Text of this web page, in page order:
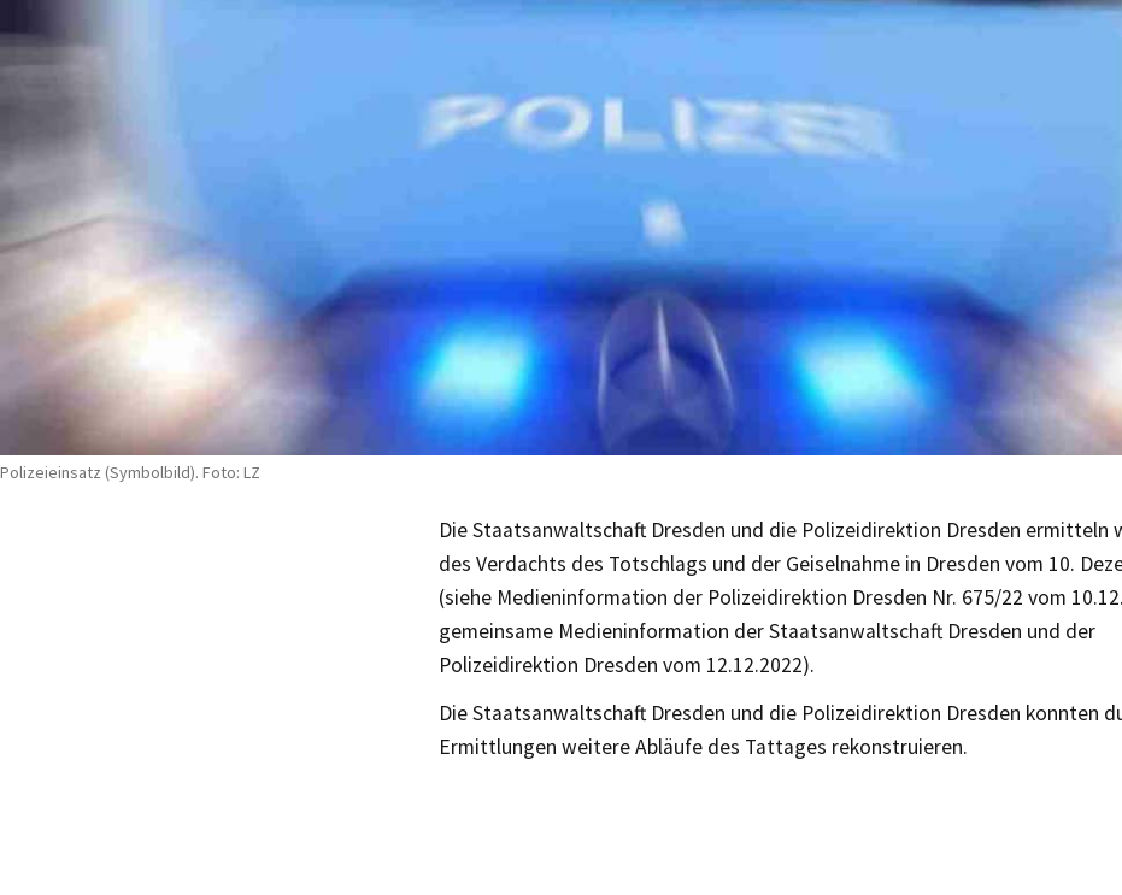
Polizeieinsatz (Symbolbild). Foto: LZ
Die Staatsanwaltschaft Dresden und die Polizeidirektion Dresden ermitteln
des Verdachts des Totschlags und der Geiselnahme in Dresden vom 10.
(siehe Medieninformation der Polizeidirektion Dresden Nr. 675/22 vom
gemeinsame Medieninformation der Staatsanwaltschaft Dresden und der
Polizeidirektion Dresden vom 12.12.2022).
Die Staatsanwaltschaft Dresden und die Polizeidirektion Dresden konnten
Ermittlungen weitere Abläufe des Tattages rekonstruieren.